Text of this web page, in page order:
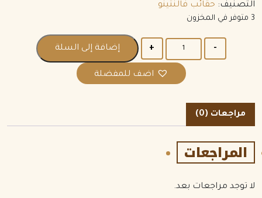
التصنيف: حقائب فالنتينو
3 متوفر في المخزون
إضافة إلى السلة
اضف للمفضلة
مراجعات (0)
المراجعات
لا توجد مراجعات بعد.